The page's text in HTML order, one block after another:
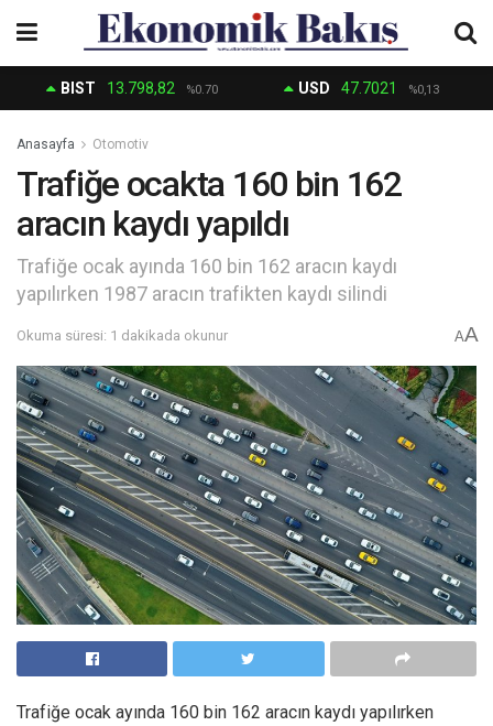
BIST 13.798,82 %0.70 USD 47.7021 %0,13
Anasayfa Otomotiv
Trafiğe ocakta 160 bin 162
aracın kaydı yapıldı
Trafiğe ocak ayında 160 bin 162 aracın kaydı
yapılırken 1987 aracın trafikten kaydı silindi
Okuma süresi: 1 dakikada okunur AA
Trafiğe ocak ayında 160 bin 162 aracın kaydı yapılırken